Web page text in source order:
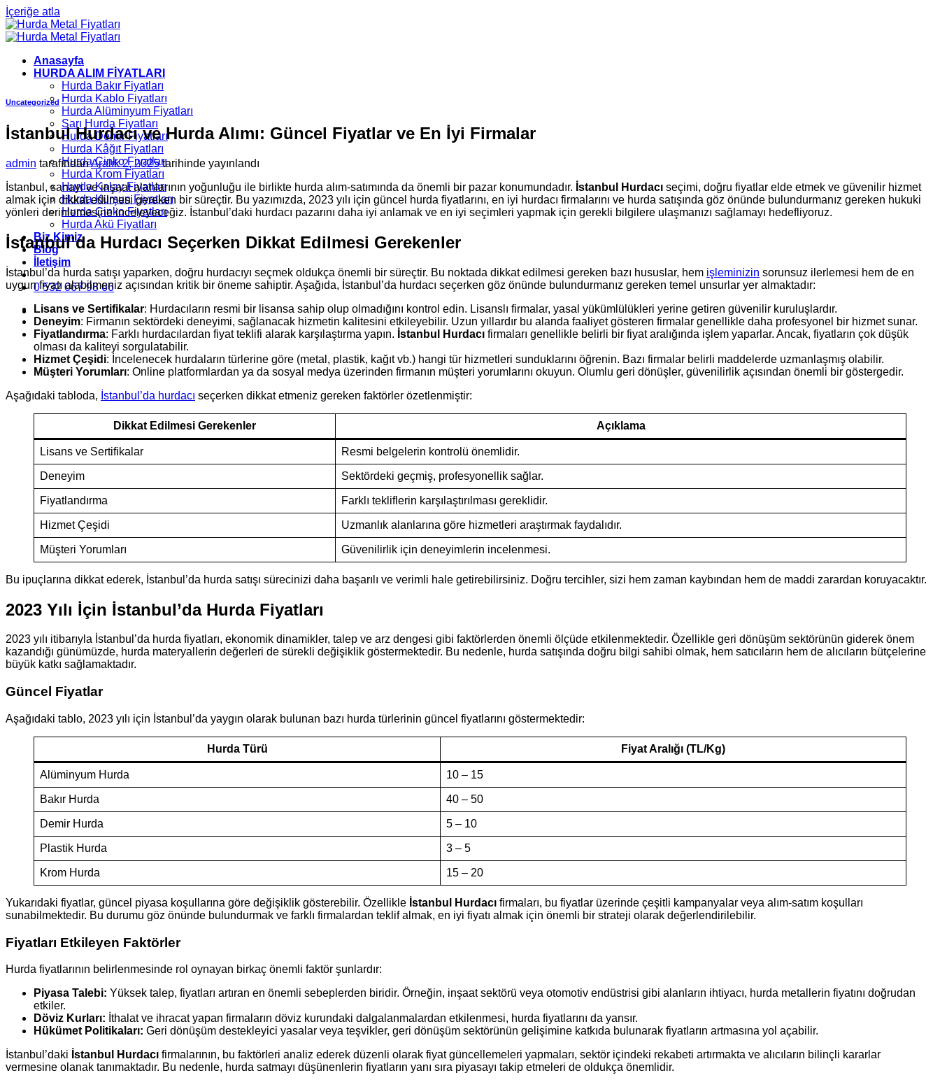
İçeriğe atla
Anasayfa
HURDA ALIM FİYATLARI
Hurda Bakır Fiyatları
Hurda Kablo Fiyatları
Hurda Alüminyum Fiyatları
Sarı Hurda Fiyatları
Hurda Demir Fiyatları
Hurda Kâğıt Fiyatları
Hurda Çinko Fiyatları
Hurda Krom Fiyatları
Hurda Kalay Fiyatları
Hurda Kurşun Fiyatları
Hurda Çinko Fiyatları
Hurda Akü Fiyatları
Biz Kimiz
Blog
İletişim
0 532 067 98 66
Uncategorized
İstanbul Hurdacı ve Hurda Alımı: Güncel Fiyatlar ve En İyi Firmalar
admin tarafındanAralık 2, 2025tarihinde yayınlandı
İstanbul, sanayi ve inşaat alanlarının yoğunluğu ile birlikte hurda alım-satımında da önemli bir pazar konumundadır. İstanbul Hurdacı seçimi, doğru fiyatlar elde etmek ve güvenilir hizmet
almak için dikkat edilmesi gereken bir süreçtir. Bu yazımızda, 2023 yılı için güncel hurda fiyatlarını, en iyi hurdacı firmalarını ve hurda satışında göz önünde bulundurmanız gereken hukuki
yönleri derinlemesine inceleyeceğiz. İstanbul’daki hurdacı pazarını daha iyi anlamak ve en iyi seçimleri yapmak için gerekli bilgilere ulaşmanızı sağlamayı hedefliyoruz.
İstanbul’da Hurdacı Seçerken Dikkat Edilmesi Gerekenler
İstanbul’da hurda satışı yaparken, doğru hurdacıyı seçmek oldukça önemli bir süreçtir. Bu noktada dikkat edilmesi gereken bazı hususlar, hem işleminizin sorunsuz ilerlemesi hem de en
uygun fiyatı alabilmeniz açısından kritik bir öneme sahiptir. Aşağıda, İstanbul’da hurdacı seçerken göz önünde bulundurmanız gereken temel unsurlar yer almaktadır:
Lisans ve Sertifikalar: Hurdacıların resmi bir lisansa sahip olup olmadığını kontrol edin. Lisanslı firmalar, yasal yükümlülükleri yerine getiren güvenilir kuruluşlardır.
Deneyim: Firmanın sektördeki deneyimi, sağlanacak hizmetin kalitesini etkileyebilir. Uzun yıllardır bu alanda faaliyet gösteren firmalar genellikle daha profesyonel bir hizmet sunar.
Fiyatlandırma: Farklı hurdacılardan fiyat teklifi alarak karşılaştırma yapın. İstanbul Hurdacı firmaları genellikle belirli bir fiyat aralığında işlem yaparlar. Ancak, fiyatların çok düşük
olması da kaliteyi sorgulatabilir.
Hizmet Çeşidi: İncelenecek hurdaların türlerine göre (metal, plastik, kağıt vb.) hangi tür hizmetleri sunduklarını öğrenin. Bazı firmalar belirli maddelerde uzmanlaşmış olabilir.
Müşteri Yorumları: Online platformlardan ya da sosyal medya üzerinden firmanın müşteri yorumlarını okuyun. Olumlu geri dönüşler, güvenilirlik açısından önemli bir göstergedir.
Aşağıdaki tabloda, İstanbul’da hurdacı seçerken dikkat etmeniz gereken faktörler özetlenmiştir:
Dikkat Edilmesi Gerekenler Açıklama
Lisans ve Sertifikalar Resmi belgelerin kontrolü önemlidir.
Deneyim Sektördeki geçmiş, profesyonellik sağlar.
Fiyatlandırma Farklı tekliflerin karşılaştırılması gereklidir.
Hizmet Çeşidi Uzmanlık alanlarına göre hizmetleri araştırmak faydalıdır.
Müşteri Yorumları Güvenilirlik için deneyimlerin incelenmesi.
Bu ipuçlarına dikkat ederek, İstanbul’da hurda satışı sürecinizi daha başarılı ve verimli hale getirebilirsiniz. Doğru tercihler, sizi hem zaman kaybından hem de maddi zarardan koruyacaktır.
2023 Yılı İçin İstanbul’da Hurda Fiyatları
2023 yılı itibarıyla İstanbul’da hurda fiyatları, ekonomik dinamikler, talep ve arz dengesi gibi faktörlerden önemli ölçüde etkilenmektedir. Özellikle geri dönüşüm sektörünün giderek önem
kazandığı günümüzde, hurda materyallerin değerleri de sürekli değişiklik göstermektedir. Bu nedenle, hurda satışında doğru bilgi sahibi olmak, hem satıcıların hem de alıcıların bütçelerine
büyük katkı sağlamaktadır.
Güncel Fiyatlar
Aşağıdaki tablo, 2023 yılı için İstanbul’da yaygın olarak bulunan bazı hurda türlerinin güncel fiyatlarını göstermektedir:
Hurda Türü Fiyat Aralığı (TL/Kg)
Alüminyum Hurda 10 – 15
Bakır Hurda 40 – 50
Demir Hurda 5 – 10
Plastik Hurda 3 – 5
Krom Hurda 15 – 20
Yukarıdaki fiyatlar, güncel piyasa koşullarına göre değişiklik gösterebilir. Özellikle İstanbul Hurdacı firmaları, bu fiyatlar üzerinde çeşitli kampanyalar veya alım-satım koşulları
sunabilmektedir. Bu durumu göz önünde bulundurmak ve farklı firmalardan teklif almak, en iyi fiyatı almak için önemli bir strateji olarak değerlendirilebilir.
Fiyatları Etkileyen Faktörler
Hurda fiyatlarının belirlenmesinde rol oynayan birkaç önemli faktör şunlardır:
Piyasa Talebi: Yüksek talep, fiyatları artıran en önemli sebeplerden biridir. Örneğin, inşaat sektörü veya otomotiv endüstrisi gibi alanların ihtiyacı, hurda metallerin fiyatını doğrudan
etkiler.
Döviz Kurları: İthalat ve ihracat yapan firmaların döviz kurundaki dalgalanmalardan etkilenmesi, hurda fiyatlarını da yansır.
Hükümet Politikaları: Geri dönüşüm destekleyici yasalar veya teşvikler, geri dönüşüm sektörünün gelişimine katkıda bulunarak fiyatların artmasına yol açabilir.
İstanbul’daki İstanbul Hurdacı firmalarının, bu faktörleri analiz ederek düzenli olarak fiyat güncellemeleri yapmaları, sektör içindeki rekabeti artırmakta ve alıcıların bilinçli kararlar
vermesine olanak tanımaktadır. Bu nedenle, hurda satmayı düşünenlerin fiyatların yanı sıra piyasayı takip etmeleri de oldukça önemlidir.